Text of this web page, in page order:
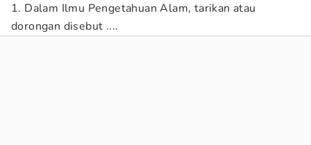
1. Dalam Ilmu Pengetahuan Alam, tarikan atau
dorongan disebut ....